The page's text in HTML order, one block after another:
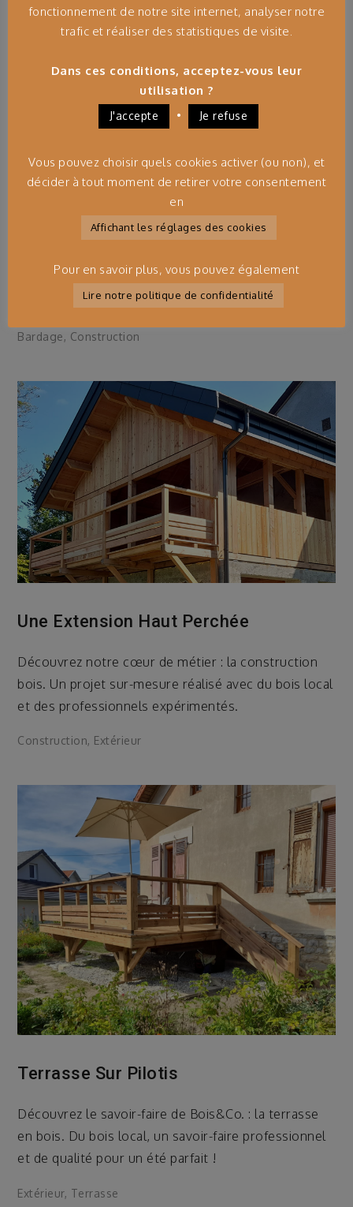
Extension Bois Et Toit Végétalisé
construction et le bardage bois. Un savoir-faire
professionnel pour un rendu parfait.
Bardage, Construction
Une Extension Haut Perchée
Découvrez notre cœur de métier : la construction
bois. Un projet sur-mesure réalisé avec du bois local
et des professionnels expérimentés.
Construction, Extérieur
Terrasse Sur Pilotis
Découvrez le savoir-faire de Bois&Co. : la terrasse
en bois. Du bois local, un savoir-faire professionnel
et de qualité pour un été parfait !
Extérieur, Terrasse
fonctionnement de notre site internet, analyser notre
trafic et réaliser des statistiques de visite.
Dans ces conditions, acceptez-vous leur
utilisation ?
J'accepte • Je refuse
Vous pouvez choisir quels cookies activer (ou non), et
décider à tout moment de retirer votre consentement
en
Affichant les réglages des cookies
Pour en savoir plus, vous pouvez également
Lire notre politique de confidentialité